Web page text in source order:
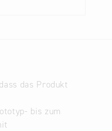
das Produkt
bis zum